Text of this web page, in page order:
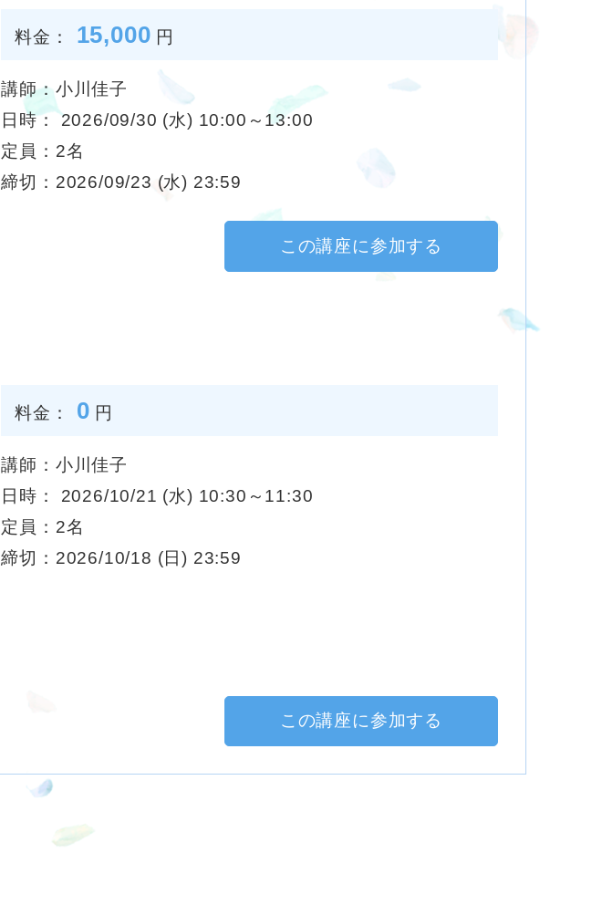
料金： 15,000 円
講師：小川佳子
日時： 2026/09/30 (水) 10:00～13:00
定員：2名
締切：2026/09/23 (水) 23:59
この講座に参加する
料金： 0 円
講師：小川佳子
日時： 2026/10/21 (水) 10:30～11:30
定員：2名
締切：2026/10/18 (日) 23:59
この講座に参加する